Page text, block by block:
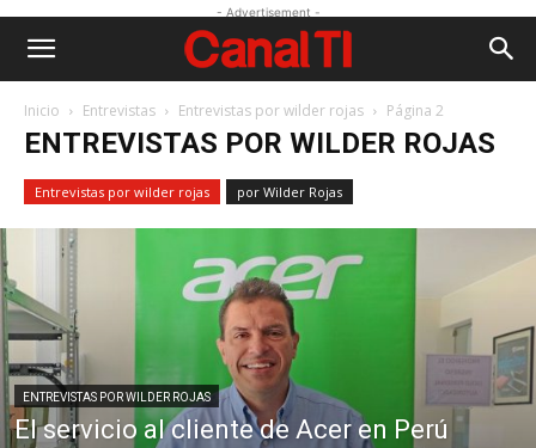
- Advertisement -
Inicio Entrevistas Entrevistas por wilder rojas Página 2
ENTREVISTAS POR WILDER ROJAS
Entrevistas por wilder rojas por Wilder Rojas
ENTREVISTAS POR WILDER ROJAS
El servicio al cliente de Acer en Perú